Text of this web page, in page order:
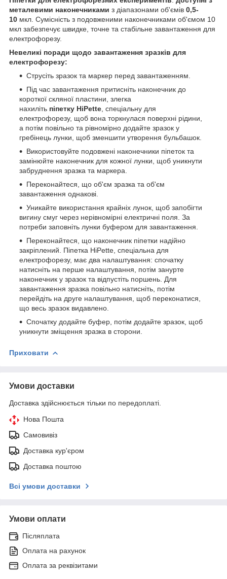
металевими наконечниками з діапазонами об'ємів 0,5-
10 мкл. Сумісність з подовженими наконечниками об'ємом 10
мкл забезпечує швидке, точне та стабільне завантаження для
електрофорезу.
Невеликі поради щодо завантаження зразків для
електрофорезу:
Струсіть зразок та маркер перед завантаженням.
Під час завантаження притисніть наконечник до
короткої скляної пластини, злегка
нахиліть піпетку HiPette , спеціальну для
електрофорезу, щоб вона торкнулася поверхні рідини,
а потім повільно та рівномірно додайте зразок у
гребінець лунки, щоб зменшити утворення бульбашок.
Використовуйте подовжені наконечники піпеток та
замінюйте наконечник для кожної лунки, щоб уникнути
забруднення зразка та маркера.
Переконайтеся, що об'єм зразка та об'єм
завантаження однакові.
Уникайте використання крайніх лунок, щоб запобігти
вигину смуг через нерівномірні електричні поля. За
потреби заповніть лунки буфером для завантаження.
Переконайтеся, що наконечник піпетки надійно
закріплений. Піпетка HiPette, спеціальна для
електрофорезу, має два налаштування: спочатку
натисніть на перше налаштування, потім занурте
наконечник у зразок та відпустіть поршень. Для
завантаження зразка повільно натисніть, потім
перейдіть на друге налаштування, щоб переконатися,
що весь зразок видавлено.
Спочатку додайте буфер, потім додайте зразок, щоб
уникнути зміщення зразка в сторони.
Приховати
Умови доставки
Доставка здійснюється тільки по передоплаті.
Нова Пошта
Самовивіз
Доставка кур'єром
Доставка поштою
Всі умови доставки
Умови оплати
Післяплата
Оплата на рахунок
Оплата за реквізитами